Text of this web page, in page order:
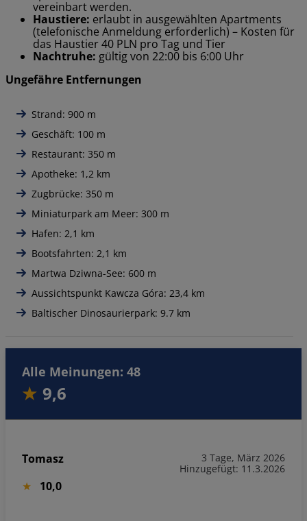
vereinbart werden.
Haustiere: erlaubt in ausgewählten Apartments
(telefonische Anmeldung erforderlich) – Kosten für
das Haustier 40 PLN pro Tag und Tier
Nachtruhe: gültig von 22:00 bis 6:00 Uhr
Ungefähre Entfernungen
Strand: 900 m
Geschäft: 100 m
Restaurant: 350 m
Apotheke: 1,2 km
Zugbrücke: 350 m
Miniaturpark am Meer: 300 m
Hafen: 2,1 km
Bootsfahrten: 2,1 km
Martwa Dziwna-See: 600 m
Aussichtspunkt Kawcza Góra: 23,4 km
Baltischer Dinosaurierpark: 9.7 km
Alle Meinungen: 48
9,6
Tomasz
3 Tage, März 2026
Hinzugefügt: 11.3.2026
10,0